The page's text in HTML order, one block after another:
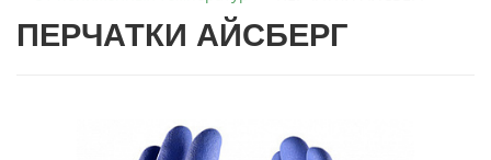
ПЕРЧАТКИ АЙСБЕРГ